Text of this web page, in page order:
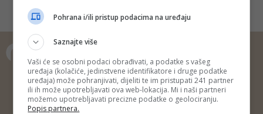
generalu JNA
Copyright © 2014 Depo Portal
Impressum
Kontakt Marketing
Privatnost korisnika
O nama
Pohrana i/ili pristup podacima na uređaju
Saznajte više
Vaši će se osobni podaci obrađivati, a podatke s vašeg
uređaja (kolačiće, jedinstvene identifikatore i druge podatke
uređaja) može pohranjivati, dijeliti te im pristupati 241 partner
ili ih može upotrebljavati ova web-lokacija. Mi i naši partneri
možemo upotrebljavati precizne podatke o geolociranju.
Popis partnera.